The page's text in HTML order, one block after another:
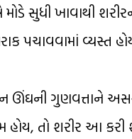
સુધી ખાવાથી
પચાવવામાં વ્યસ્ત
ઊંઘની ગુણવત્તાને
તો શરીર આ